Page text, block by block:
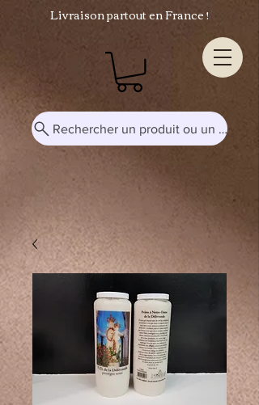
Livraison partout en France !
Rechercher un produit ou un mot-